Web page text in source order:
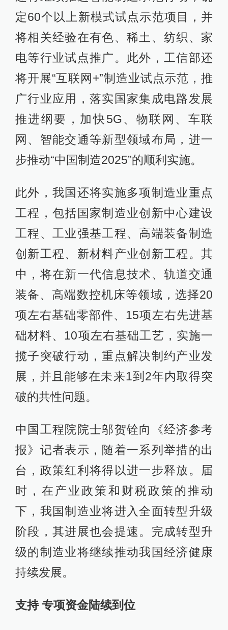
定60个以上新模式试点示范项目，并
将相关经验在有色、稀土、纺织、家
电等行业试点推广。此外，工信部还
将开展“互联网+”制造业试点示范，推
广行业应用，落实国家集成电路发展
推进纲要，加快5G、物联网、车联
网、智能交通等新型领域布局，进一
步推动“中国制造2025”的顺利实施。
此外，我国还将实施多项制造业重点
工程，包括国家制造业创新中心建设
工程、工业强基工程、高端装备制造
创新工程、新材料产业创新工程。其
中，将在新一代信息技术、轨道交通
装备、高端数控机床等领域，选择20
项左右基础零部件、15项左右先进基
础材料、10项左右基础工艺，实施一
揽子突破行动，重点解决制约产业发
展，并且能够在未来1到2年内取得突
破的共性问题。
中国工程院院士邬贺铨向《经济参考
报》记者表示，随着一系列举措的出
台，政策红利将得以进一步释放。届
时，在产业政策和财税政策的推动
下，我国制造业将进入全面转型升级
阶段，其进展也会提速。完成转型升
级的制造业将继续推动我国经济健康
持续发展。
支持 专项资金陆续到位